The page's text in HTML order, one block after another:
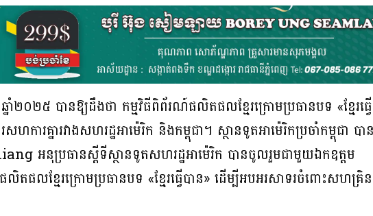
នាំ២០២៥ បានឱ្យដឹងថា កម្មវិធីពិព័រណ៍ផលិតផលខ្មែរក្រោមប្រធានបទ «ខ្មែរធ្វ
ហការគ្នារវាងសហរដ្ឋអាម៉េរិក និងកម្ពុជា។ ស្ថានទូតអាម៉េរិកប្រចាំកម្ពុជា ប
អនុប្រធានស្តីទីស្ថានទូតសហរដ្ឋអាម៉េរិក បានចូលរួមជាមួយឯកឧត្តម
ផលខ្មែរក្រោមប្រធានបទ «ខ្មែរធ្វើបាន» ដើម្បីអបអរសាទរចំពោះសហគ្រិ